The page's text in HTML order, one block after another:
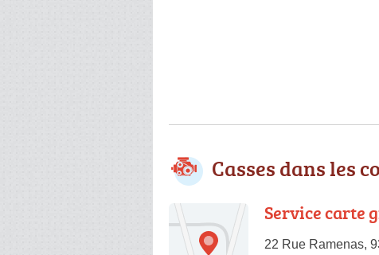
Casses dans les
Service carte
22 Rue Ramenas,